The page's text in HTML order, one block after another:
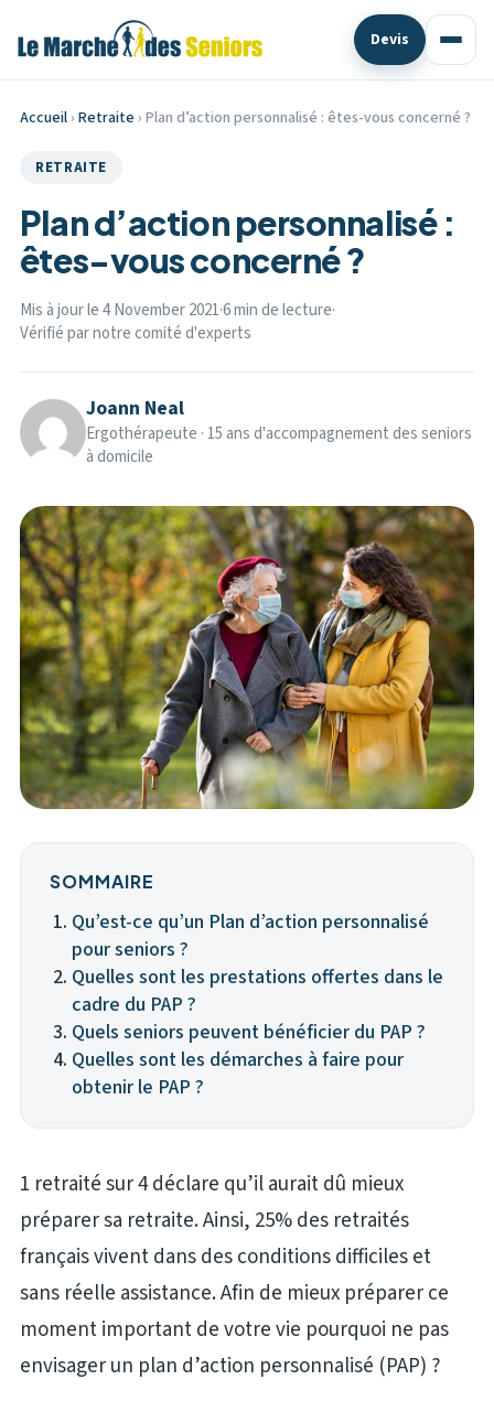
Devis
Accueil› Retraite › Plan d’action personnalisé : êtes-vous concerné ?
RETRAITE
Plan d’action personnalisé :
êtes-vous concerné ?
Mis à jour le 4 November 2021·6 min de lecture·
Vérifié par notre comité d'experts
Joann Neal
Ergothérapeute · 15 ans d'accompagnement des seniors
à domicile
SOMMAIRE
Qu’est-ce qu’un Plan d’action personnalisé
pour seniors ?
Quelles sont les prestations offertes dans le
cadre du PAP ?
Quels seniors peuvent bénéficier du PAP ?
Quelles sont les démarches à faire pour
obtenir le PAP ?
1 retraité sur 4 déclare qu’il aurait dû mieux
préparer sa retraite. Ainsi, 25% des retraités
français vivent dans des conditions difficiles et
sans réelle assistance. Afin de mieux préparer ce
moment important de votre vie pourquoi ne pas
envisager un plan d’action personnalisé (PAP) ?